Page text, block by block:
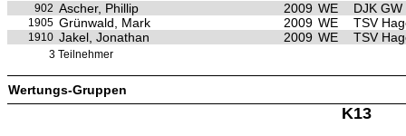
902 Ascher, Phillip 2009 WE DJK GW
1905 Grünwald, Mark 2009 WE TSV
1910 Jakel, Jonathan 2009 WE TSV
3 Teilnehmer
Wertungs-Gruppen
K13